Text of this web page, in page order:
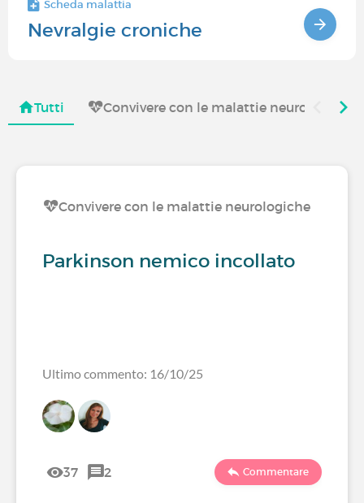
Scheda malattia
Nevralgie croniche
Tutti Convivere con le malattie neurologiche
Convivere con le malattie neurologiche
Parkinson nemico incollato
Ultimo commento: 16/10/25
37 2 Commentare